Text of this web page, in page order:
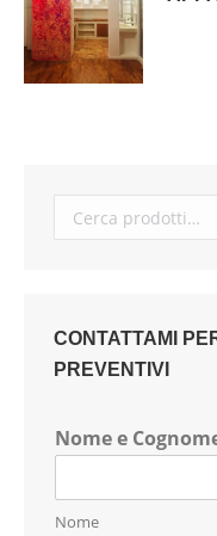
CONTATTAMI
PREVENTIVI
Nome e
Nome